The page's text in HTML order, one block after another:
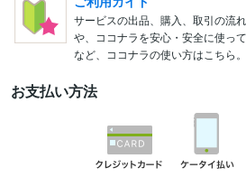
サービスの出品、購入、取引の流
や、ココナラを安心・安全に使っ
など、ココナラの使い方はこちら。
お支払い方法